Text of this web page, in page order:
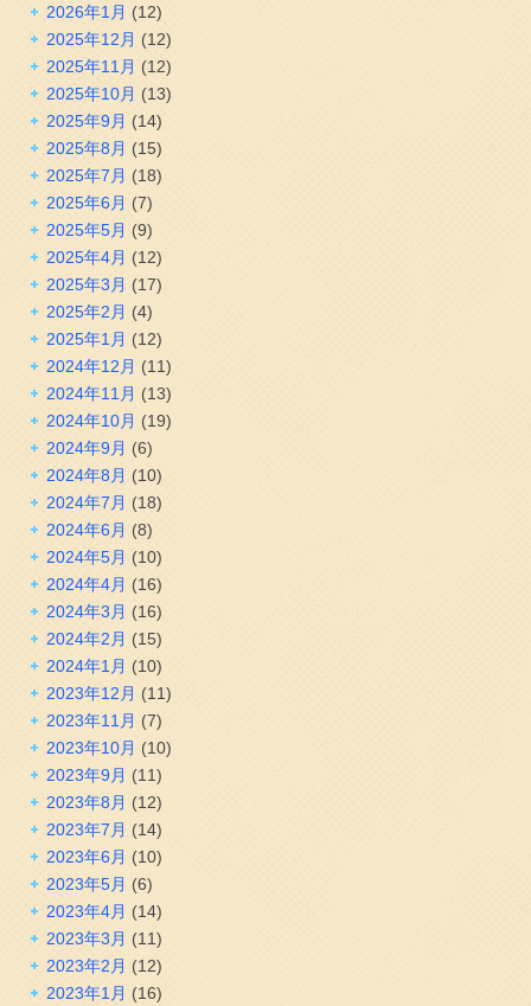
2026年1月 (12)
2025年12月 (12)
2025年11月 (12)
2025年10月 (13)
2025年9月 (14)
2025年8月 (15)
2025年7月 (18)
2025年6月 (7)
2025年5月 (9)
2025年4月 (12)
2025年3月 (17)
2025年2月 (4)
2025年1月 (12)
2024年12月 (11)
2024年11月 (13)
2024年10月 (19)
2024年9月 (6)
2024年8月 (10)
2024年7月 (18)
2024年6月 (8)
2024年5月 (10)
2024年4月 (16)
2024年3月 (16)
2024年2月 (15)
2024年1月 (10)
2023年12月 (11)
2023年11月 (7)
2023年10月 (10)
2023年9月 (11)
2023年8月 (12)
2023年7月 (14)
2023年6月 (10)
2023年5月 (6)
2023年4月 (14)
2023年3月 (11)
2023年2月 (12)
2023年1月 (16)